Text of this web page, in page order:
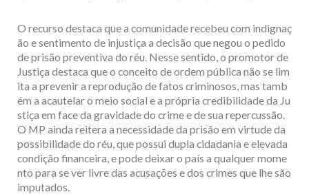
O recurso destaca que a comunidade recebeu com indignaç
ão e sentimento de injustiça a decisão que negou o pedido
de prisão preventiva do réu. Nesse sentido, o promotor de
Justiça destaca que o conceito de ordem pública não se lim
ita a prevenir a reprodução de fatos criminosos, mas tamb
ém a acautelar o meio social e a própria credibilidade da Ju
stiça em face da gravidade do crime e de sua repercussão.
O MP ainda reitera a necessidade da prisão em virtude da
possibilidade do réu, que possui dupla cidadania e elevada
condição financeira, e pode deixar o país a qualquer mome
nto para se ver livre das acusações e dos crimes que lhe são
imputados.